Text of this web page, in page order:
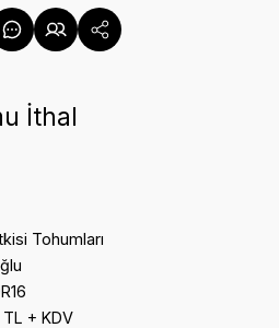
İthal
Tohumları
+ KDV